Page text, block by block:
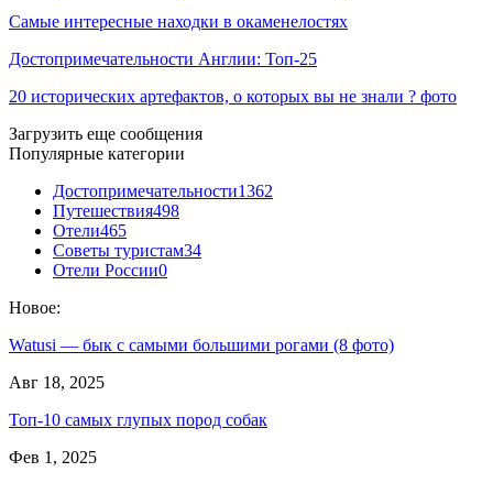
Самые интересные находки в окаменелостях
Достопримечательности Англии: Топ-25
20 исторических артефактов, о которых вы не знали ? фото
Загрузить еще сообщения
Популярные категории
Достопримечательности1362
Путешествия498
Отели465
Советы туристам34
Отели России0
Новое:
Watusi — бык с самыми большими рогами (8 фото)
Авг 18, 2025
Топ-10 самых глупых пород собак
Фев 1, 2025